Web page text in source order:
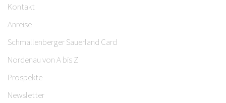
Kontakt
Anreise
Schmallenberger Sauerland Card
Nordenau von A bis Z
Prospekte
Newsletter